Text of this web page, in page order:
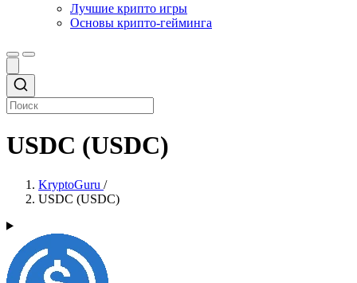
Лучшие крипто игры
Основы крипто-гейминга
USDC (USDC)
KryptoGuru /
USDC (USDC)